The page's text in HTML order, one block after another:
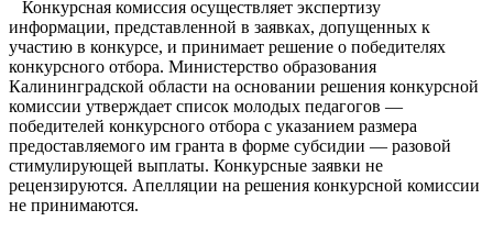
Конкурсная комиссия осуществляет экспертизу
информации, представленной в заявках, допущенных к
участию в конкурсе, и принимает решение о победителях
конкурсного отбора. Министерство образования
Калининградской области на основании решения конкурсной
комиссии утверждает список молодых педагогов —
победителей конкурсного отбора с указанием размера
предоставляемого им гранта в форме субсидии — разовой
стимулирующей выплаты. Конкурсные заявки не
рецензируются. Апелляции на решения конкурсной комиссии
не принимаются.